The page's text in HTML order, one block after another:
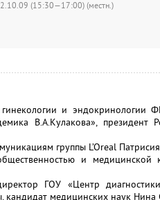
(15:30—17:00) (местн.)
и эндокринологии
В.А.Кулакова», президент
группы L’Oreal
и медицинской
ГОУ «Центр
кандидат медицинских наук